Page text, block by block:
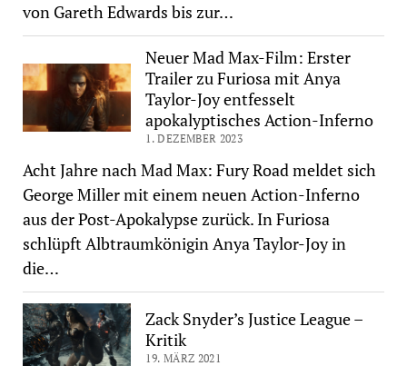
von Gareth Edwards bis zur…
Neuer Mad Max-Film: Erster
Trailer zu Furiosa mit Anya
Taylor-Joy entfesselt
apokalyptisches Action-Inferno
1. DEZEMBER 2023
Acht Jahre nach Mad Max: Fury Road meldet sich
George Miller mit einem neuen Action-Inferno
aus der Post-Apokalypse zurück. In Furiosa
schlüpft Albtraumkönigin Anya Taylor-Joy in
die…
Zack Snyder’s Justice League –
Kritik
19. MÄRZ 2021